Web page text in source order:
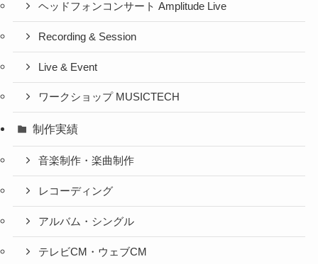
ヘッドフォンコンサート Amplitude Live
Recording & Session
Live & Event
ワークショップ MUSICTECH
制作実績
音楽制作・楽曲制作
レコーディング
アルバム・シングル
テレビCM・ウェブCM